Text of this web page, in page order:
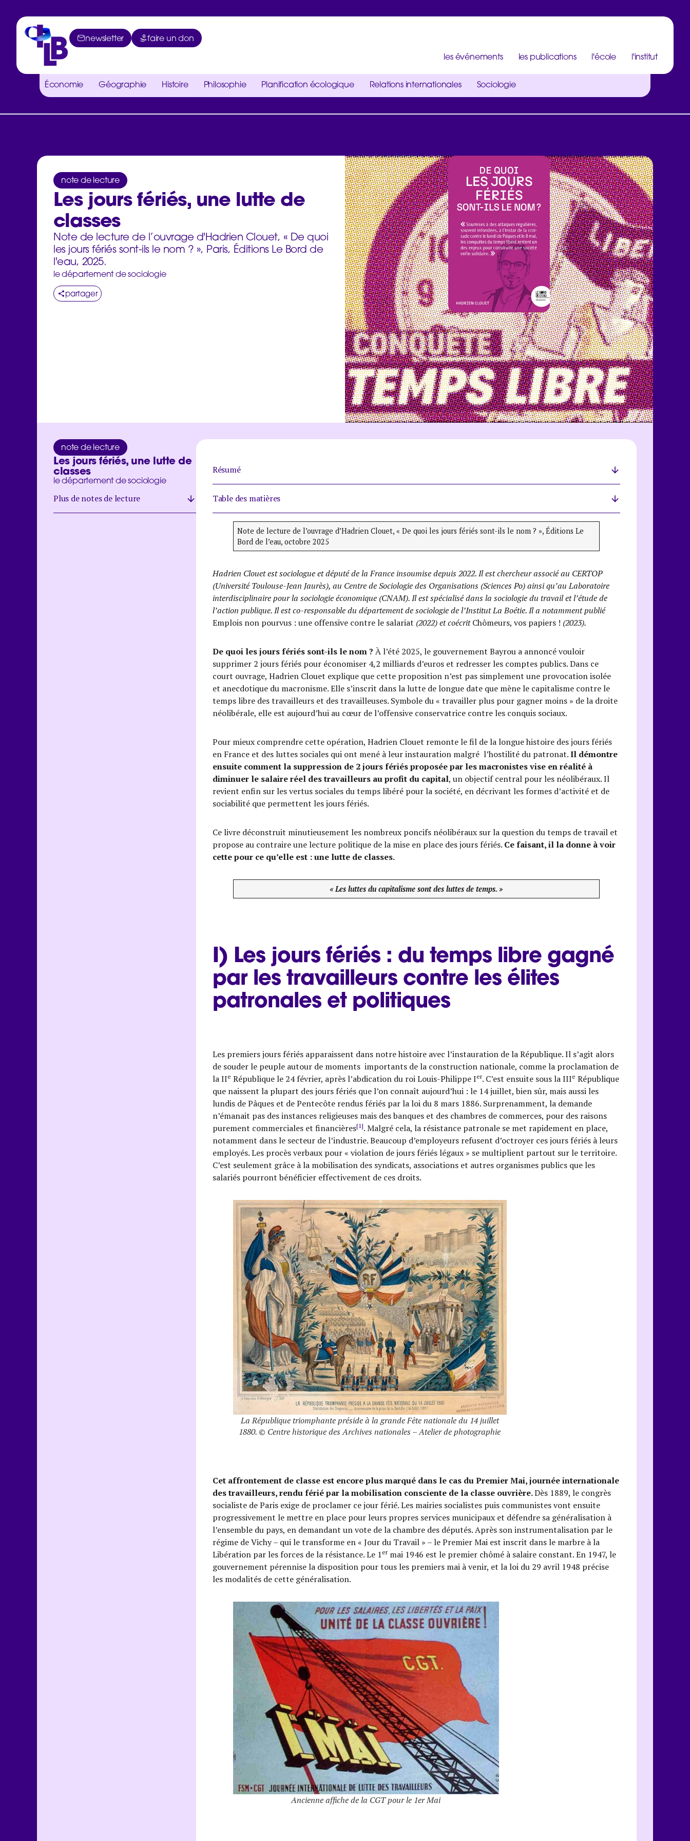
newsletter
faire un don
l'institut
l'école
les publications
les événements
Économie Géographie Histoire Philosophie Planification écologique Relations internationales Sociologie
note de lecture
Les jours fériés, une lutte de
classes
Note de lecture de l’ouvrage d'Hadrien Clouet, « De quoi
les jours fériés sont-ils le nom ? », Paris, Éditions Le Bord de
l'eau, 2025.
le département de sociologie
partager
note de lecture
Les jours fériés, une lutte de
classes
le département de sociologie
Plus de notes de lecture
Résumé
Table des matières
Note de lecture de l’ouvrage d’Hadrien Clouet, « De quoi les jours fériés sont-ils le nom ? », Éditions Le
Bord de l’eau, octobre 2025
Hadrien Clouet est sociologue et député de la France insoumise depuis 2022. Il est chercheur associé au CERTOP
(Université Toulouse-Jean Jaurès), au Centre de Sociologie des Organisations (Sciences Po) ainsi qu’au Laboratoire
interdisciplinaire pour la sociologie économique (CNAM). Il est spécialisé dans la sociologie du travail et l’étude de
l’action publique. Il est co-responsable du département de sociologie de l’Institut La Boétie. Il a notamment publié
Emplois non pourvus : une offensive contre le salariat (2022) et coécritChômeurs, vos papiers ! (2023).
De quoi les jours fériés sont-ils le nom ? À l’été 2025, le gouvernement Bayrou a annoncé vouloir
supprimer 2 jours fériés pour économiser 4,2 milliards d’euros et redresser les comptes publics. Dans ce
court ouvrage, Hadrien Clouet explique que cette proposition n’est pas simplement une provocation isolée
et anecdotique du macronisme. Elle s’inscrit dans la lutte de longue date que mène le capitalisme contre le
temps libre des travailleurs et des travailleuses. Symbole du « travailler plus pour gagner moins » de la droite
néolibérale, elle est aujourd’hui au cœur de l’offensive conservatrice contre les conquis sociaux.
Pour mieux comprendre cette opération, Hadrien Clouet remonte le fil de la longue histoire des jours fériés
en France et des luttes sociales qui ont mené à leur instauration malgré l’hostilité du patronat.Il démontre
ensuite comment la suppression de 2 jours fériés proposée par les macronistes vise en réalité à
diminuer le salaire réel des travailleurs au profit du capital, un objectif central pour les néolibéraux. Il
revient enfin sur les vertus sociales du temps libéré pour la société, en décrivant les formes d’activité et de
sociabilité que permettent les jours fériés.
Ce livre déconstruit minutieusement les nombreux poncifs néolibéraux sur la question du temps de travail et
propose au contraire une lecture politique de la mise en place des jours fériés. Ce faisant, il la donne à voir
cette pour ce qu’elle est : une lutte de classes.
« Les luttes du capitalisme sont des luttes de temps. »
I) Les jours fériés : du temps libre gagné
par les travailleurs contre les élites
patronales et politiques
Les premiers jours fériés apparaissent dans notre histoire avec l’instauration de la République. Il s’agit alors
de souder le peuple autour de moments importants de la construction nationale, comme la proclamation de
la IIe République le 24 février, après l’abdication du roi Louis-Philippe Ier. C’est ensuite sous la IIIe République
que naissent la plupart des jours fériés que l’on connaît aujourd’hui : le 14 juillet, bien sûr, mais aussi les
lundis de Pâques et de Pentecôte rendus fériés par la loi du 8 mars 1886. Surprenamment, la demande
n’émanait pas des instances religieuses mais des banques et des chambres de commerces, pour des raisons
purement commerciales et financières[1]. Malgré cela, la résistance patronale se met rapidement en place,
notamment dans le secteur de l’industrie. Beaucoup d’employeurs refusent d’octroyer ces jours fériés à leurs
employés. Les procès verbaux pour « violation de jours fériés légaux » se multiplient partout sur le territoire.
C’est seulement grâce à la mobilisation des syndicats, associations et autres organismes publics que les
salariés pourront bénéficier effectivement de ces droits.
La République triomphante préside à la grande Fête nationale du 14 juillet
1880. © Centre historique des Archives nationales – Atelier de photographie
Cet affrontement de classe est encore plus marqué dans le cas du Premier Mai, journée internationale
des travailleurs, rendu férié par la mobilisation consciente de la classe ouvrière.Dès 1889, le congrès
socialiste de Paris exige de proclamer ce jour férié. Les mairies socialistes puis communistes vont ensuite
progressivement le mettre en place pour leurs propres services municipaux et défendre sa généralisation à
l’ensemble du pays, en demandant un vote de la chambre des députés. Après son instrumentalisation par le
régime de Vichy – qui le transforme en « Jour du Travail » – le Premier Mai est inscrit dans le marbre à la
Libération par les forces de la résistance. Le 1ermai 1946 est le premier chômé à salaire constant. En 1947, le
gouvernement pérennise la disposition pour tous les premiers mai à venir, et la loi du 29 avril 1948 précise
les modalités de cette généralisation.
Ancienne affiche de la CGT pour le 1er Mai